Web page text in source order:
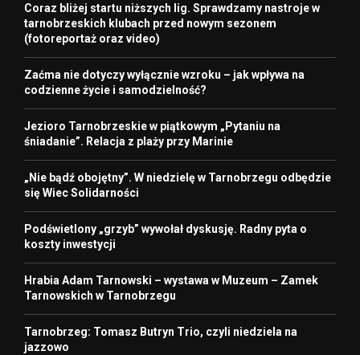
Coraz bliżej startu niższych lig. Sprawdzamy nastroje w
tarnobrzeskich klubach przed nowym sezonem
(fotoreportaż oraz video)
Zaćma nie dotyczy wyłącznie wzroku – jak wpływa na
codzienne życie i samodzielność?
Jezioro Tarnobrzeskie w piątkowym „Pytaniu na
śniadanie”. Relacja z plaży przy Marinie
„Nie bądź obojętny”. W niedzielę w Tarnobrzegu odbędzie
się Wiec Solidarności
Podświetlony „grzyb” wywołał dyskusję. Radny pyta o
koszty inwestycji
Hrabia Adam Tarnowski – wystawa w Muzeum – Zamek
Tarnowskich w Tarnobrzegu
Tarnobrzeg: Tomasz Butryn Trio, czyli niedziela na
jazzowo